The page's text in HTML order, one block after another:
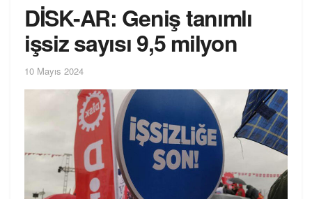
DİSK-AR: Geniş tanımlı
işsiz sayısı 9,5 milyon
10 Mayıs 2024